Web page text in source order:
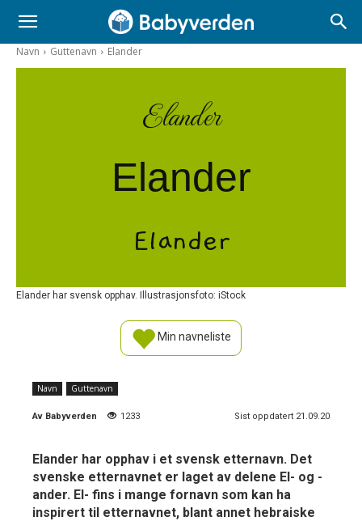
Navn Guttenavn Elander
Elander
Elander
Elander
Elander har svensk opphav. Illustrasjonsfoto: iStock
Min navneliste
Navn Guttenavn
Av Babyverden 1233 Sist oppdatert 21.09.20
Elander har opphav i et svensk etternavn. Det
svenske etternavnet er laget av delene El- og -
ander. El- fins i mange fornavn som kan ha
inspirert til etternavnet, blant annet hebraiske